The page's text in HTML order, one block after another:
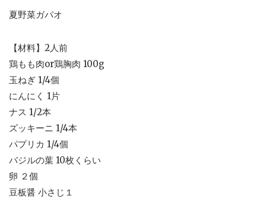
夏野菜ガパオ
【材料】2人前
鶏もも肉or鶏胸肉 100g
玉ねぎ 1/4個
にんにく 1片
ナス 1/2本
ズッキーニ 1/4本
パプリカ 1/4個
バジルの葉 10枚くらい
卵 ２個
豆板醤 小さじ１